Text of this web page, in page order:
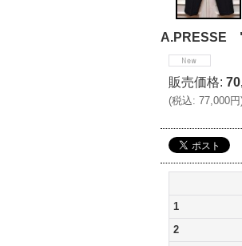
A.PRESSE
販売価格:
(税込: 77,000円
1
2